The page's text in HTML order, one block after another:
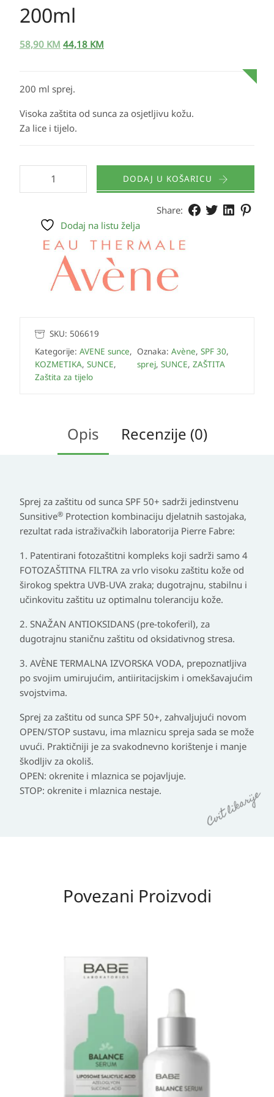
200ml
58,90 KM 44,18 KM
200 ml sprej.
Visoka zaštita od sunca za osjetljivu kožu.
Za lice i tijelo.
DODAJ U KOŠARICU
Share:
Dodaj na listu želja
SKU: 506619
Kategorije: AVENE sunce,
KOZMETIKA, SUNCE,
Zaštita za tijelo
Oznaka: Avène, SPF 30,
sprej, SUNCE, ZAŠTITA
Opis Recenzije (0)
Sprej za zaštitu od sunca SPF 50+ sadrži jedinstvenu
Sunsitive® Protection kombinaciju djelatnih sastojaka,
rezultat rada istraživačkih laboratorija Pierre Fabre:
1. Patentirani fotozaštitni kompleks koji sadrži samo 4
FOTOZAŠTITNA FILTRA za vrlo visoku zaštitu kože od
širokog spektra UVB-UVA zraka; dugotrajnu, stabilnu i
učinkovitu zaštitu uz optimalnu toleranciju kože.
2. SNAŽAN ANTIOKSIDANS (pre-tokoferil), za
dugotrajnu staničnu zaštitu od oksidativnog stresa.
3. AVÈNE TERMALNA IZVORSKA VODA, prepoznatljiva
po svojim umirujućim, antiiritacijskim i omekšavajućim
svojstvima.
Sprej za zaštitu od sunca SPF 50+, zahvaljujući novom
OPEN/STOP sustavu, ima mlaznicu spreja sada se može
uvući. Praktičniji je za svakodnevno korištenje i manje
škodljiv za okoliš.
OPEN: okrenite i mlaznica se pojavljuje.
STOP: okrenite i mlaznica nestaje.
Povezani Proizvodi